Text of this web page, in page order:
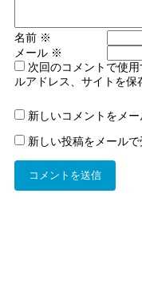
名前 ※
メール ※
次回のコメントで使
ルアドレス、サイトを保
新しいコメントをメ
新しい投稿をメール